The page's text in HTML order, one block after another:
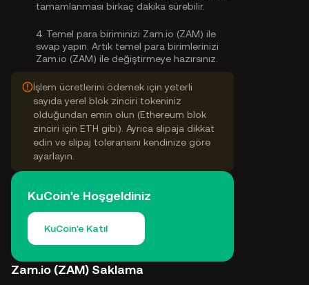
tamamlanması birkaç dakika sürebilir.
4. Temel para biriminizi Zam.io (ZAM) ile
swap yapın: Artık temel para birimlerinizi
Zam.io (ZAM) ile değiştirmeye hazırsınız.
İşlem ücretlerini ödemek için yeterli
sayıda yerel blok zinciri tokeniniz
olduğundan emin olun (Ethereum blok
zinciri için ETH gibi). Ayrıca slipaja dikkat
edin ve slipaj toleransını kendinize göre
ayarlayın.
KuCoin'e Hoşgeldiniz
KuCoin'e Katıl
Zam.io (ZAM) Saklama